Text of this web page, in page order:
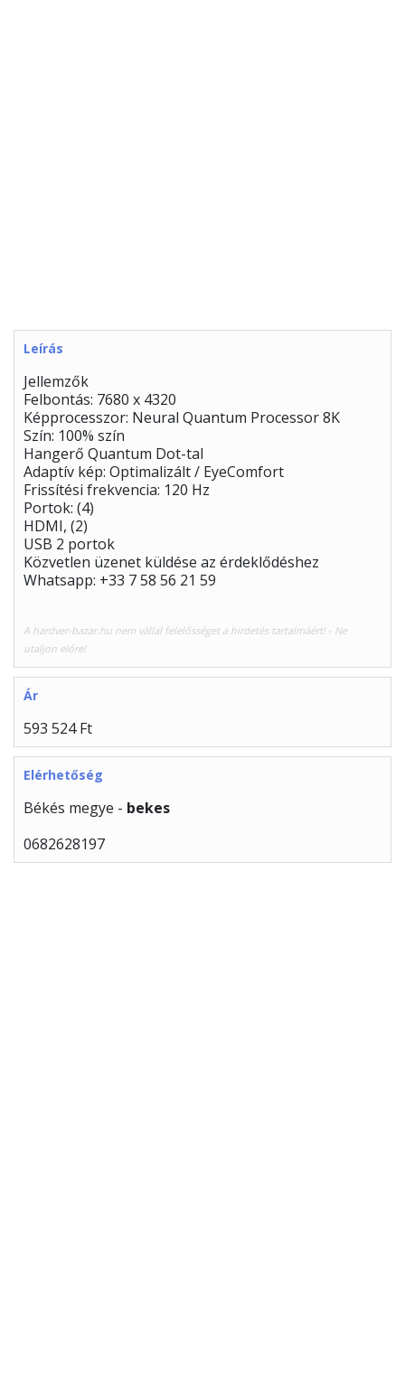
Leírás
Jellemzők
Felbontás: 7680 x 4320
Képprocesszor: Neural Quantum Processor 8K
Szín: 100% szín
Hangerő Quantum Dot-tal
Adaptív kép: Optimalizált / EyeComfort
Frissítési frekvencia: 120 Hz
Portok: (4)
HDMI, (2)
USB 2 portok
Közvetlen üzenet küldése az érdeklődéshez
Whatsapp: +33 7 58 56 21 59
A hardver-bazar.hu nem vállal felelősséget a hirdetés tartalmáért! - Ne
utaljon előre!
Ár
593 524 Ft
Elérhetőség
Békés megye - bekes
0682628197